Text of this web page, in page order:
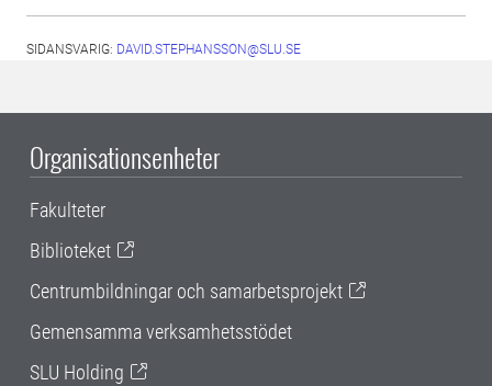
SIDANSVARIG: DAVID.STEPHANSSON@SLU.SE
Organisationsenheter
Fakulteter
Biblioteket
Centrumbildningar och samarbetsprojekt
Gemensamma verksamhetsstödet
SLU Holding